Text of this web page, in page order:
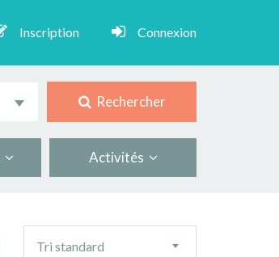
Inscription Connexion
Rechercher
Activités
Tri standard